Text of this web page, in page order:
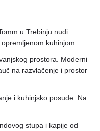
u Trebinju nudi
kuhinjom.
prostora. Moderni
na razvlačenje i prostor
i kuhinjsko posuđe. Na
stupa i kapije od